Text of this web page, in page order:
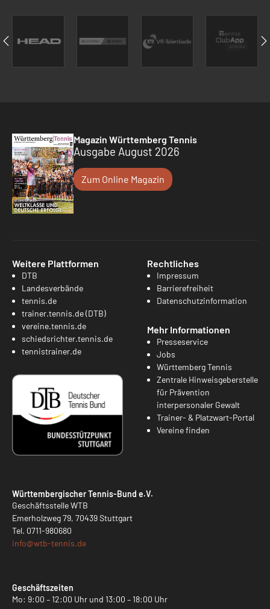
Magazin Württemberg Tennis
Ausgabe August 2026
Zum Online Magazin
Weitere Plattformen
DTB
Landesverbände
tennis.de
trainer.tennis.de (DTB)
vereine.tennis.de
schiedsrichter.tennis.de
tennistrainer.de
Rechtliches
Impressum
Barrierefreiheit
Datenschutzinformation
Mehr Informationen
Presseservice
Jobs
Württemberg Tennis
Zentrale Hinweisgeberstelle
für Prävention
interpersonaler Gewalt
Trainer- & Platzwart-Portal
Vereine finden
Württembergischer Tennis-Bund e.V.
Geschäftsstelle WTB
Emerholzweg 79, 70439 Stuttgart
Tel. 0711-980680
info@wtb-tennis.de
Geschäftszeiten
Mo: 9:00 – 12:00 Uhr und 13:00 – 18:00 Uhr